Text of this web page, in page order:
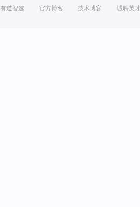
有道智选 官方博客 技术博客 诚聘英才